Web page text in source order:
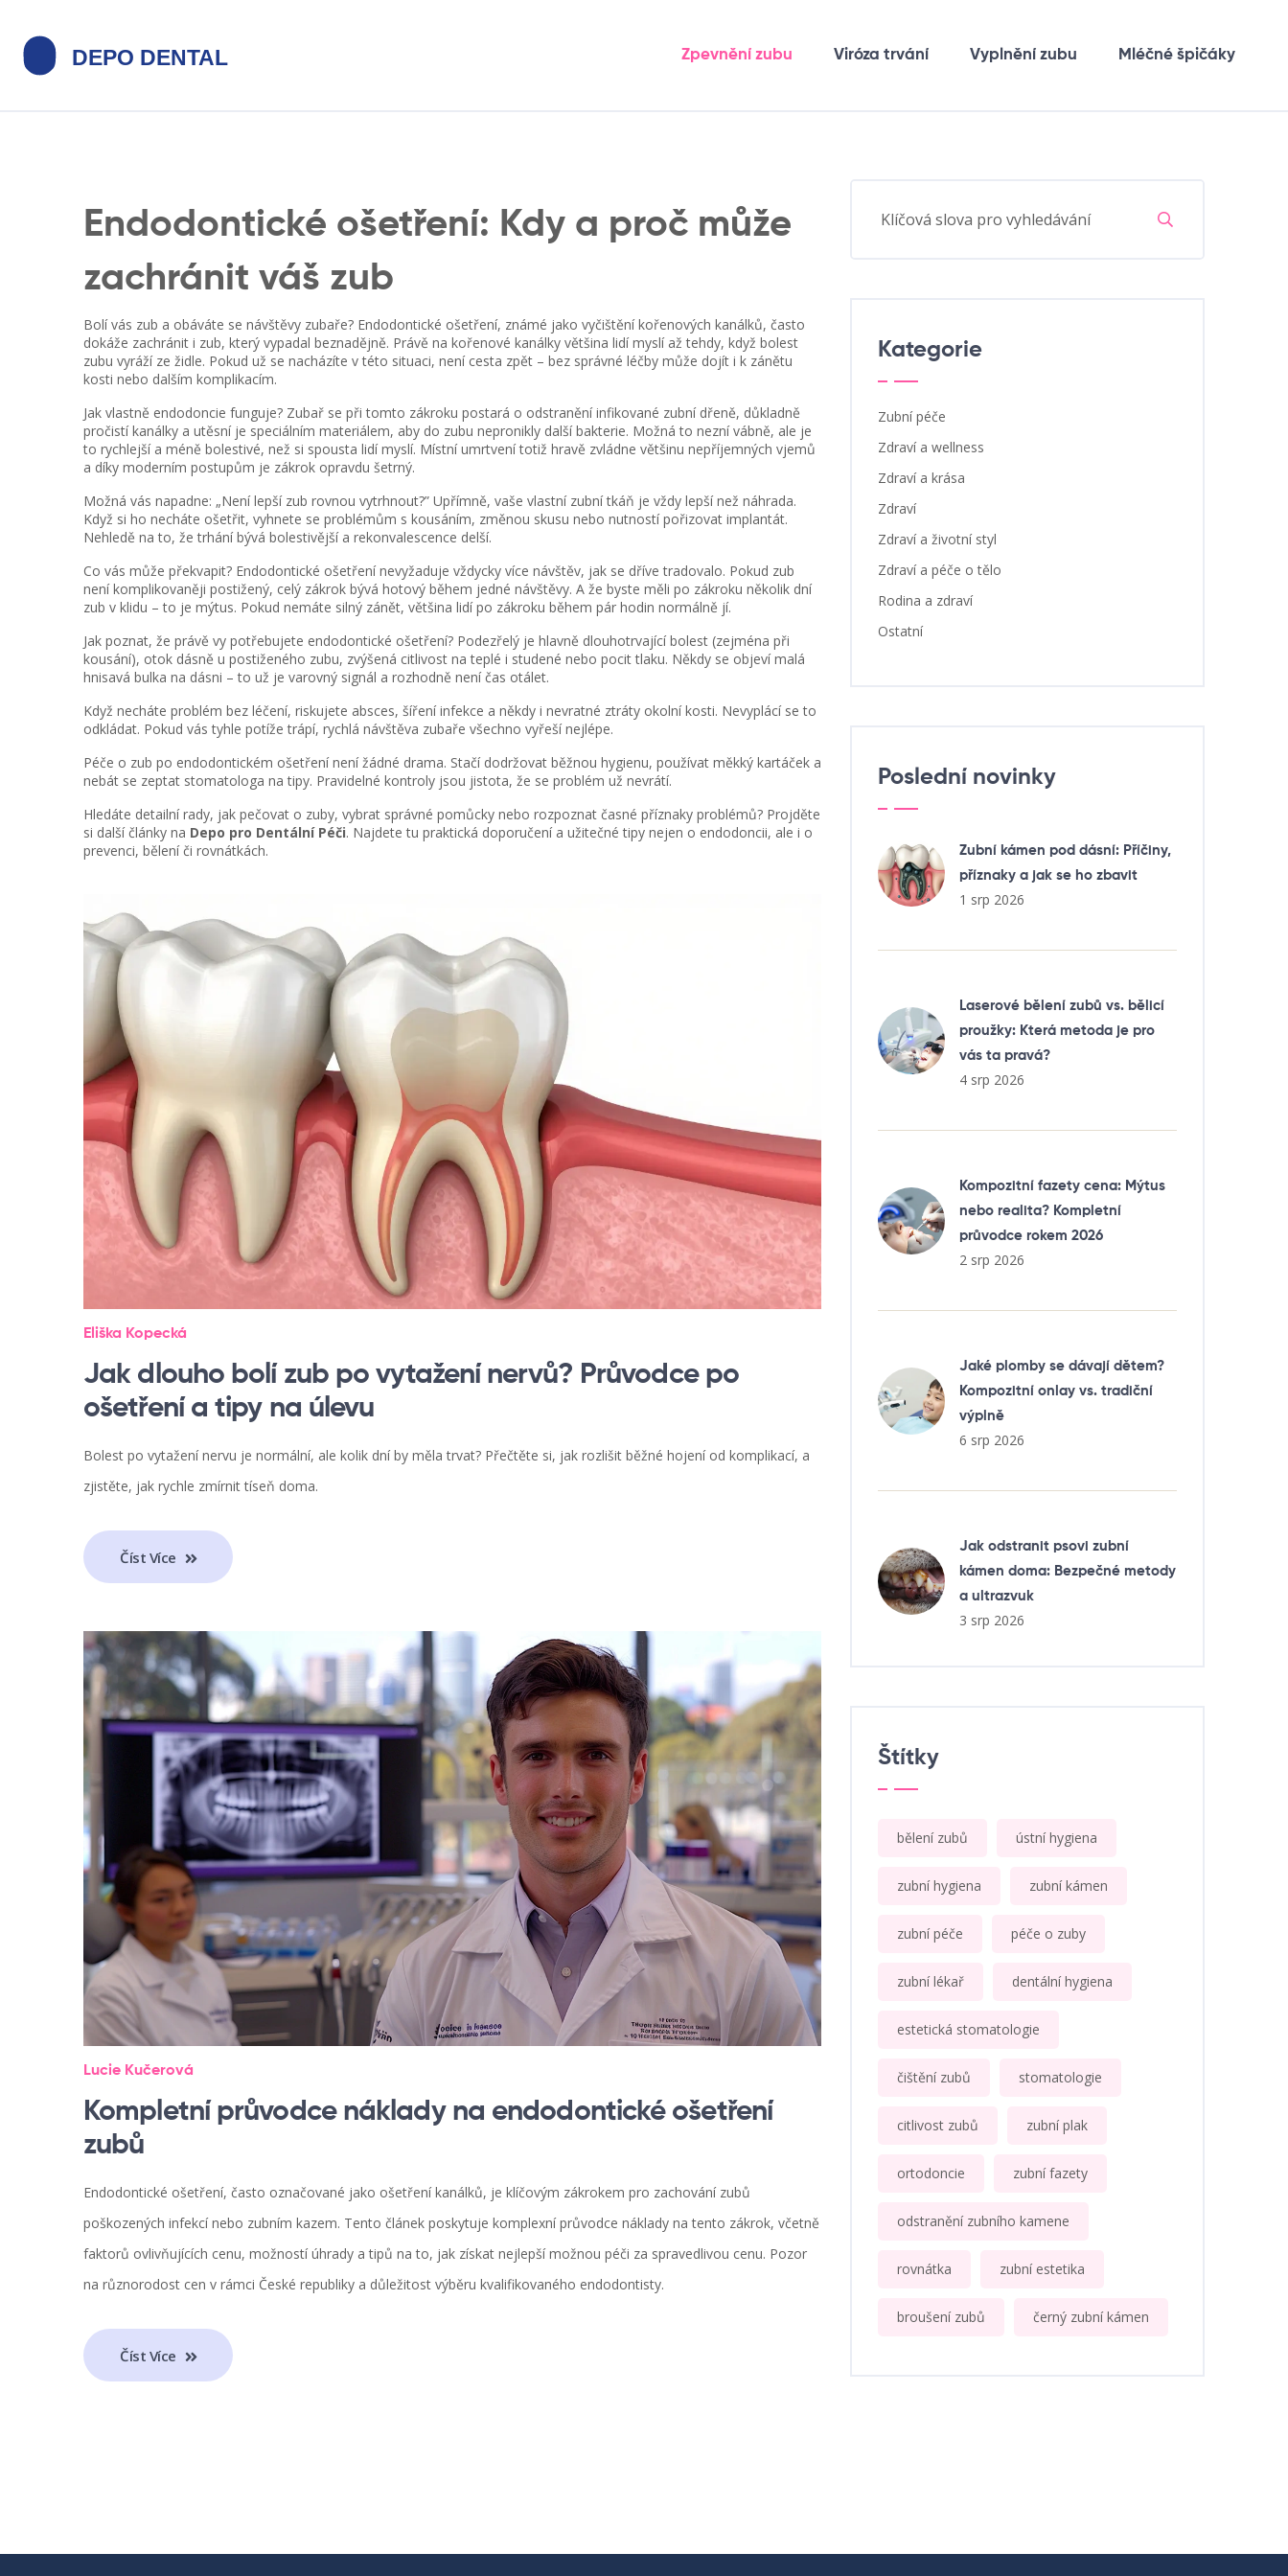
Zpevnění zubu Viróza trvání Vyplnění zubu Mléčné špičáky
Endodontické ošetření: Kdy a proč může
zachránit váš zub
Bolí vás zub a obáváte se návštěvy zubaře? Endodontické ošetření, známé jako vyčištění kořenových kanálků, často
dokáže zachránit i zub, který vypadal beznadějně. Právě na kořenové kanálky většina lidí myslí až tehdy, když bolest
zubu vyráží ze židle. Pokud už se nacházíte v této situaci, není cesta zpět – bez správné léčby může dojít i k zánětu
kosti nebo dalším komplikacím.
Jak vlastně endodoncie funguje? Zubař se při tomto zákroku postará o odstranění infikované zubní dřeně, důkladně
pročistí kanálky a utěsní je speciálním materiálem, aby do zubu nepronikly další bakterie. Možná to nezní vábně, ale je
to rychlejší a méně bolestivé, než si spousta lidí myslí. Místní umrtvení totiž hravě zvládne většinu nepříjemných vjemů
a díky moderním postupům je zákrok opravdu šetrný.
Možná vás napadne: „Není lepší zub rovnou vytrhnout?” Upřímně, vaše vlastní zubní tkáň je vždy lepší než náhrada.
Když si ho necháte ošetřit, vyhnete se problémům s kousáním, změnou skusu nebo nutností pořizovat implantát.
Nehledě na to, že trhání bývá bolestivější a rekonvalescence delší.
Co vás může překvapit? Endodontické ošetření nevyžaduje vždycky více návštěv, jak se dříve tradovalo. Pokud zub
není komplikovaněji postižený, celý zákrok bývá hotový během jedné návštěvy. A že byste měli po zákroku několik dní
zub v klidu – to je mýtus. Pokud nemáte silný zánět, většina lidí po zákroku během pár hodin normálně jí.
Jak poznat, že právě vy potřebujete endodontické ošetření? Podezřelý je hlavně dlouhotrvající bolest (zejména při
kousání), otok dásně u postiženého zubu, zvýšená citlivost na teplé i studené nebo pocit tlaku. Někdy se objeví malá
hnisavá bulka na dásni – to už je varovný signál a rozhodně není čas otálet.
Když necháte problém bez léčení, riskujete absces, šíření infekce a někdy i nevratné ztráty okolní kosti. Nevyplácí se to
odkládat. Pokud vás tyhle potíže trápí, rychlá návštěva zubaře všechno vyřeší nejlépe.
Péče o zub po endodontickém ošetření není žádné drama. Stačí dodržovat běžnou hygienu, používat měkký kartáček a
nebát se zeptat stomatologa na tipy. Pravidelné kontroly jsou jistota, že se problém už nevrátí.
Hledáte detailní rady, jak pečovat o zuby, vybrat správné pomůcky nebo rozpoznat časné příznaky problémů? Projděte
si další články na Depo pro Dentální Péči. Najdete tu praktická doporučení a užitečné tipy nejen o endodoncii, ale i o
prevenci, bělení či rovnátkách.
Eliška Kopecká
Jak dlouho bolí zub po vytažení nervů? Průvodce po
ošetření a tipy na úlevu
Bolest po vytažení nervu je normální, ale kolik dní by měla trvat? Přečtěte si, jak rozlišit běžné hojení od komplikací, a
zjistěte, jak rychle zmírnit tíseň doma.
Číst Více
Lucie Kučerová
Kompletní průvodce náklady na endodontické ošetření
zubů
Endodontické ošetření, často označované jako ošetření kanálků, je klíčovým zákrokem pro zachování zubů
poškozených infekcí nebo zubním kazem. Tento článek poskytuje komplexní průvodce náklady na tento zákrok, včetně
faktorů ovlivňujících cenu, možností úhrady a tipů na to, jak získat nejlepší možnou péči za spravedlivou cenu. Pozor
na různorodost cen v rámci České republiky a důležitost výběru kvalifikovaného endodontisty.
Číst Více
Kategorie
Zubní péče
Zdraví a wellness
Zdraví a krása
Zdraví
Zdraví a životní styl
Zdraví a péče o tělo
Rodina a zdraví
Ostatní
Poslední novinky
Zubní kámen pod dásní: Příčiny,
příznaky a jak se ho zbavit
1 srp 2026
Laserové bělení zubů vs. bělicí
proužky: Která metoda je pro
vás ta pravá?
4 srp 2026
Kompozitní fazety cena: Mýtus
nebo realita? Kompletní
průvodce rokem 2026
2 srp 2026
Jaké plomby se dávají dětem?
Kompozitní onlay vs. tradiční
výplně
6 srp 2026
Jak odstranit psovi zubní
kámen doma: Bezpečné metody
a ultrazvuk
3 srp 2026
Štítky
bělení zubů ústní hygiena
zubní hygiena zubní kámen
zubní péče péče o zuby
zubní lékař dentální hygiena
estetická stomatologie
čištění zubů stomatologie
citlivost zubů zubní plak
ortodoncie zubní fazety
odstranění zubního kamene
rovnátka zubní estetika
broušení zubů černý zubní kámen